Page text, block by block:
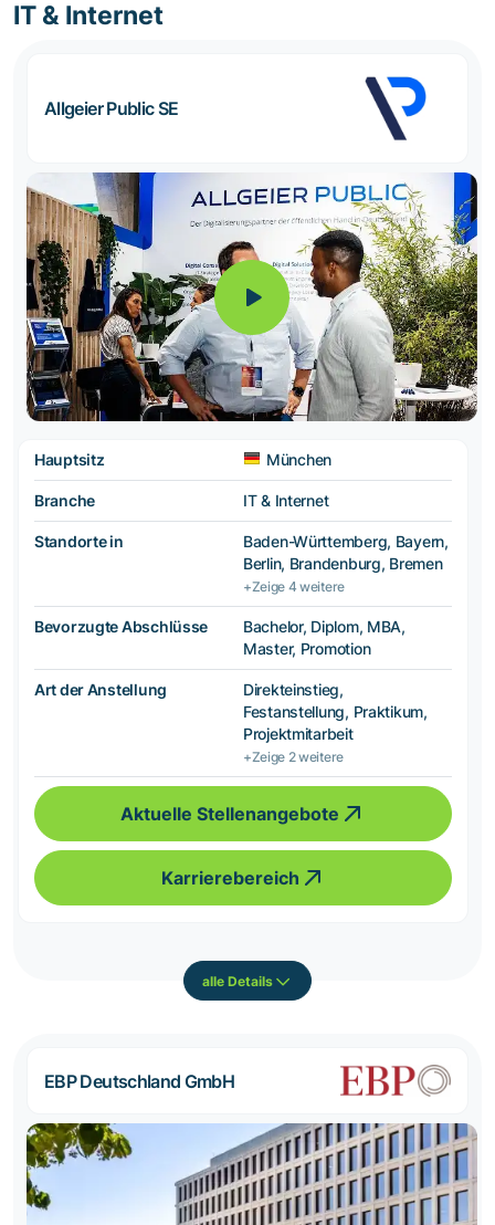
IT & Internet
Allgeier Public SE
Hauptsitz München
Branche IT & Internet
Standorte in
Baden-Württemberg, Bayern,
Berlin, Brandenburg, Bremen
+Zeige 4 weitere
Bevorzugte Abschlüsse
Bachelor, Diplom, MBA,
Master, Promotion
Art der Anstellung
Direkteinstieg,
Festanstellung, Praktikum,
Projektmitarbeit
+Zeige 2 weitere
Aktuelle Stellenangebote
Karrierebereich
alle Details
EBP Deutschland GmbH